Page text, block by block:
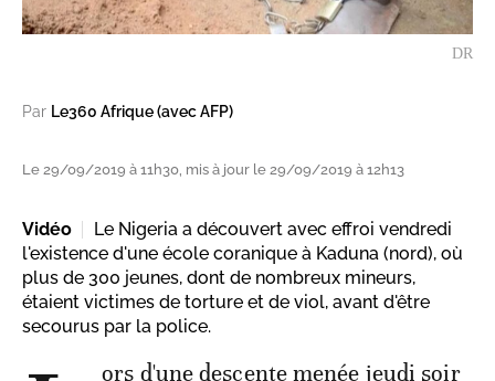
DR
Par Le360 Afrique (avec AFP)
Le 29/09/2019 à 11h30, mis à jour le 29/09/2019 à 12h13
Vidéo
Le Nigeria a découvert avec effroi vendredi
l'existence d'une école coranique à Kaduna (nord), où
plus de 300 jeunes, dont de nombreux mineurs,
étaient victimes de torture et de viol, avant d'être
secourus par la police.
ors d'une descente menée jeudi soir